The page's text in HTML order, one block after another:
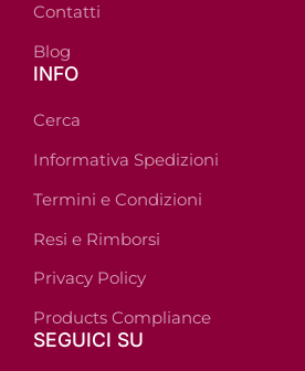
Contatti
Blog
INFO
Cerca
Informativa Spedizioni
Termini e Condizioni
Resi e Rimborsi
Privacy Policy
Products Compliance
SEGUICI SU